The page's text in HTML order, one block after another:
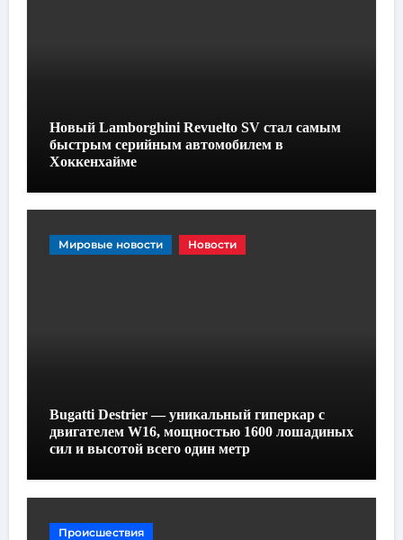
Новый Lamborghini Revuelto SV стал самым
быстрым серийным автомобилем в
Хоккенхайме
Мировые новости Новости
Bugatti Destrier — уникальный гиперкар с
двигателем W16, мощностью 1600 лошадиных
сил и высотой всего один метр
Происшествия